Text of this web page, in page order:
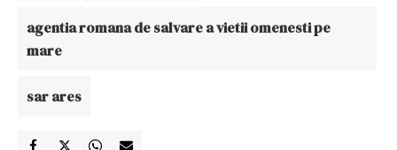
agentia romana de salvare a vietii omenesti pe
mare
sar ares